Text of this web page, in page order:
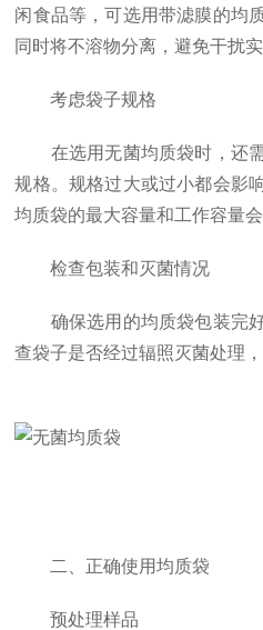
闲食品等，可选用带滤膜的均
同时将不溶物分离，避免干扰
考虑袋子规格
在选用无菌均质袋时，还需
规格。规格过大或过小都会影
均质袋的最大容量和工作容量
检查包装和灭菌情况
确保选用的均质袋包装完好
查袋子是否经过辐照灭菌处理，
二、正确使用均质袋
预处理样品